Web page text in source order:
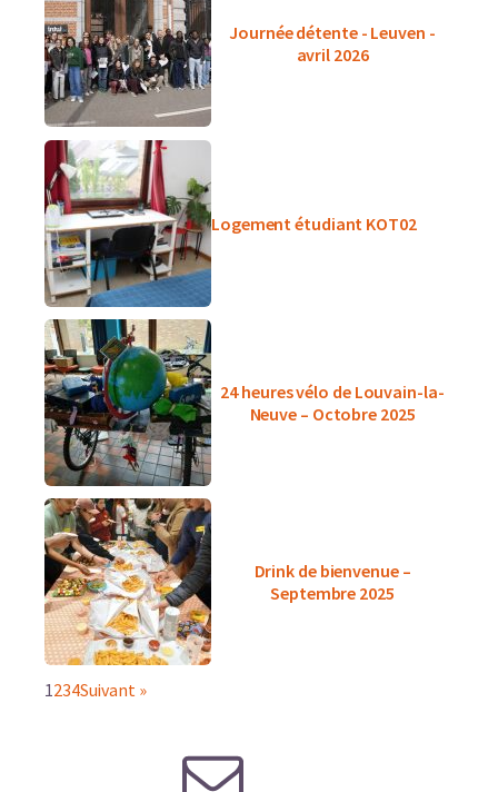
Journée détente - Leuven -
avril 2026
Logement étudiant KOT02
24 heures vélo de Louvain-la-
Neuve – Octobre 2025
Drink de bienvenue –
Septembre 2025
1234Suivant »